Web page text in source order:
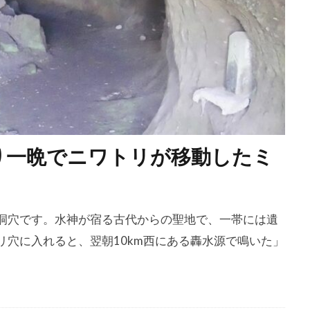
晩でニワトリが移動したミ
です。水神が宿る古代からの聖地で、一帯には遺
に入れると、翌朝10km西にある轟水源で鳴いた」